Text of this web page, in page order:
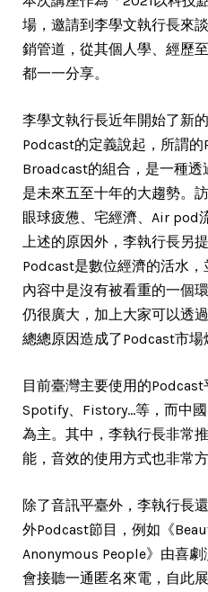
場，邀請到李學文執行長來
銷管道，從其個人學、經歷
都一一分享。
李學文執行長近年開始了新
Podcast的定義說起，所謂
Broadcast的組合，是一種
是未來五至十年的大趨勢。
眼球疲憊、宅經濟、Air pod
上述的原因外，李執行長另
Podcast是數位經濟的活水
內容中是沒有被看重的一個
仍很廣大，加上大家可以透
總總原因造成了Podcast市場
目前臺灣主要使用的Podcast
Spotify、Fistory…等，而中
為主。其中，李執行長非常
能，音效的使用方式也非常方
除了音訊平臺外，李執行長
外Podcast節目，例如《
Anonymous People》由喜
會接聽一通匿名來電，自此